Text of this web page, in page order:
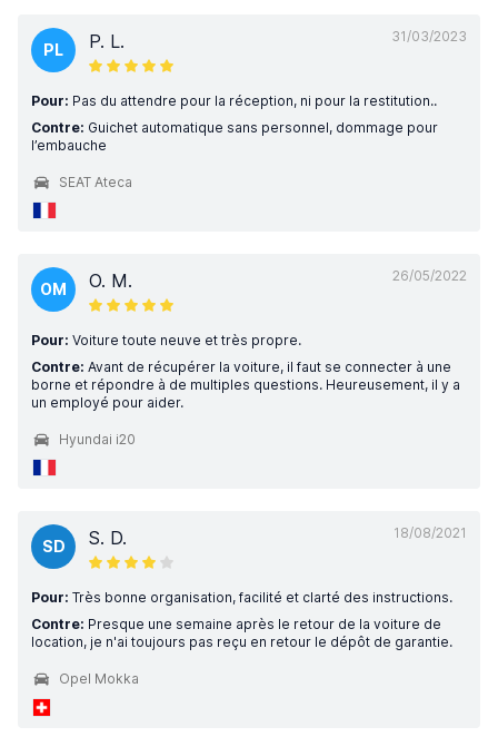
31/03/2023
PL P. L.
Pour: Pas du attendre pour la réception, ni pour la restitution..
Contre: Guichet automatique sans personnel, dommage pour
l’embauche
SEAT Ateca
26/05/2022
OM O. M.
Pour: Voiture toute neuve et très propre.
Contre: Avant de récupérer la voiture, il faut se connecter à une
borne et répondre à de multiples questions. Heureusement, il y a
un employé pour aider.
Hyundai i20
18/08/2021
SD S. D.
Pour: Très bonne organisation, facilité et clarté des instructions.
Contre: Presque une semaine après le retour de la voiture de
location, je n'ai toujours pas reçu en retour le dépôt de garantie.
Opel Mokka